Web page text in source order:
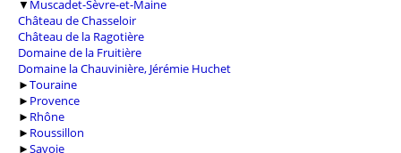
▼ Muscadet-Sèvre-et-Maine
Château de Chasseloir
Château de la Ragotière
Domaine de la Fruitière
Domaine la Chauvinière, Jérémie Huchet
►Touraine
► Provence
► Rhône
► Roussillon
►Savoie